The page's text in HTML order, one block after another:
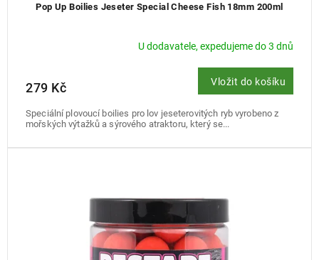
Pop Up Boilies Jeseter Special Cheese Fish 18mm 200ml
U dodavatele, expedujeme do 3 dnů
279 Kč Vložit do košíku
Speciální plovoucí boilies pro lov jeseterovitých ryb vyrobeno z
mořských výtažků a sýrového atraktoru, který se...